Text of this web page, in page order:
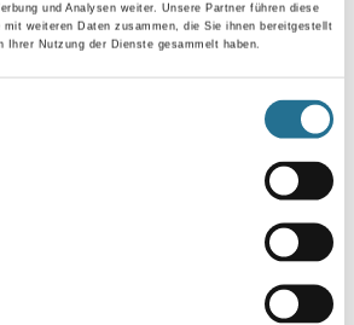
und Analysen weiter. Unsere Partner führen diese
mit weiteren Daten zusammen, die Sie ihnen bereitgestellt
Ihrer Nutzung der Dienste gesammelt haben.